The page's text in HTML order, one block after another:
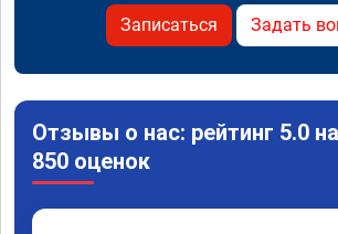
Записаться Задать
Отзывы о нас: рейтинг 5.0
850 оценок